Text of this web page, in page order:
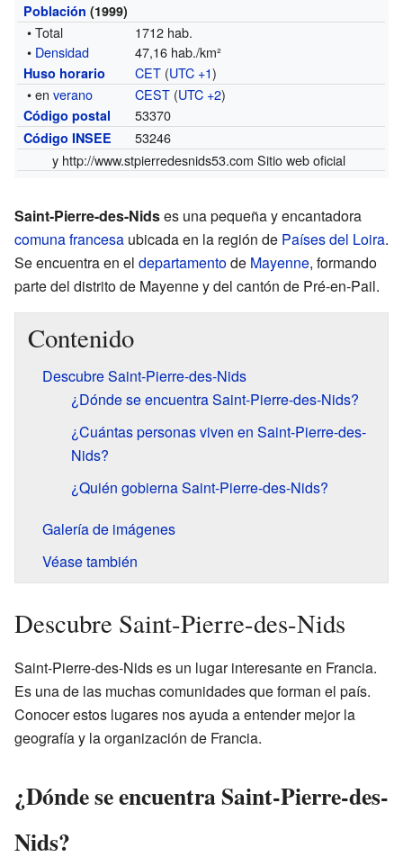
Población (1999)
• Total
1712 hab.
• Densidad 47,16 hab./km²
Huso horario CET (UTC +1)
• enverano CEST (UTC +2)
Código postal 53370
Código INSEE
53246
y http://www.stpierredesnids53.com Sitio web oficial
Saint-Pierre-des-Nidses una pequeña y encantadora
comuna francesa ubicada en la región de Países del Loira.
Se encuentra en el departamentode Mayenne, formando
parte del distrito de Mayenne y del cantón de Pré-en-Pail.
Contenido
Descubre Saint-Pierre-des-Nids
¿Dónde se encuentra Saint-Pierre-des-Nids?
¿Cuántas personas viven en Saint-Pierre-des-
Nids?
¿Quién gobierna Saint-Pierre-des-Nids?
Galería de imágenes
Véase también
Descubre Saint-Pierre-des-Nids
Saint-Pierre-des-Nids es un lugar interesante en Francia.
Es una de las muchas comunidades que forman el país.
Conocer estos lugares nos ayuda a entender mejor la
geografía y la organización de Francia.
¿Dónde se encuentra Saint-Pierre-des-
Nids?